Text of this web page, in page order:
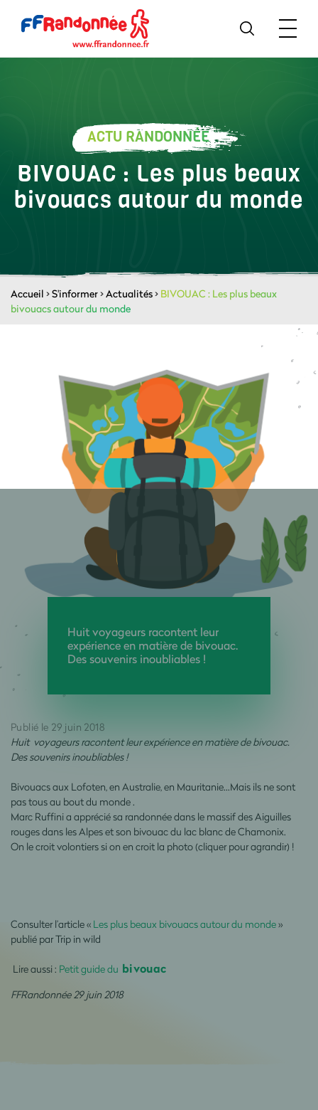
ACTU RANDONNÉE
BIVOUAC : Les plus beaux
bivouacs autour du monde
Accueil >S'informer>Actualités> BIVOUAC : Les plus beaux
bivouacs autour du monde
Huit voyageurs racontent leur
expérience en matière de bivouac.
Des souvenirs inoubliables !
Publié le 29 juin 2018
Huit voyageurs racontent leur expérience en matière de bivouac.
Des souvenirs inoubliables !
Bivouacs aux Lofoten, en Australie, en Mauritanie…Mais ils ne sont
pas tous au bout du monde .
Marc Ruffini a apprécié sa randonnée dans le massif des Aiguilles
rouges dans les Alpes et son bivouac du lac blanc de Chamonix.
On le croit volontiers si on en croit la photo (cliquer pour agrandir) !
Consulter l’article « Les plus beaux bivouacs autour du monde»
publié par Trip in wild
Lire aussi : Petit guide du bivouac
FFRandonnée 29 juin 2018